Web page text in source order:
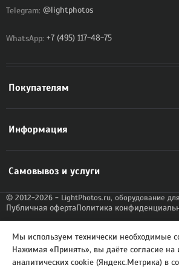
Telegram: @lightphotos
WhatsApp: +7 (495) 117-48-75
Покупателям
Информация
Самовывоз и услуги
© 2012-2026 - LightPhotos.ru, оборудование
Публичная офертаПолитика
Мы используем технически необходимые
Нажимая «Принять», вы даёте согласие на
аналитических cookie (Яндекс.Метрика) в